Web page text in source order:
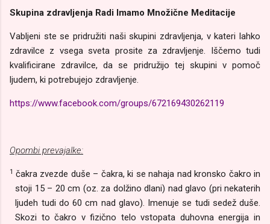
Skupina zdravljenja Radi Imamo Množične Meditacije
Vabljeni ste se pridružiti naši skupini zdravljenja, v kateri lahko
zdravilce z vsega sveta prosite za zdravljenje. Iščemo tudi
kvalificirane zdravilce, da se pridružijo tej skupini v pomoč
ljudem, ki potrebujejo zdravljenje.
https://www.facebook.com/groups/672169430262119
Opombi prevajalke:
1 čakra zvezde duše – čakra, ki se nahaja nad kronsko čakro in
stoji 15 – 20 cm (oz. za dolžino dlani) nad glavo (pri nekaterih
ljudeh tudi do 60 cm nad glavo). Imenuje se tudi sedež duše.
Skozi to čakro v fizično telo vstopata duhovna energija in